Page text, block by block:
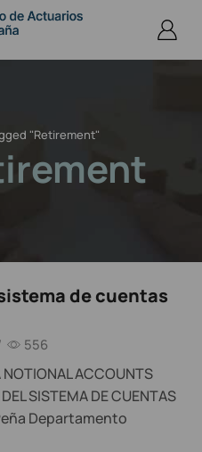
"retirement"
de cuentas
556
NOTIONAL ACCOUNTS
SISTEMA DE CUENTAS
Departamento